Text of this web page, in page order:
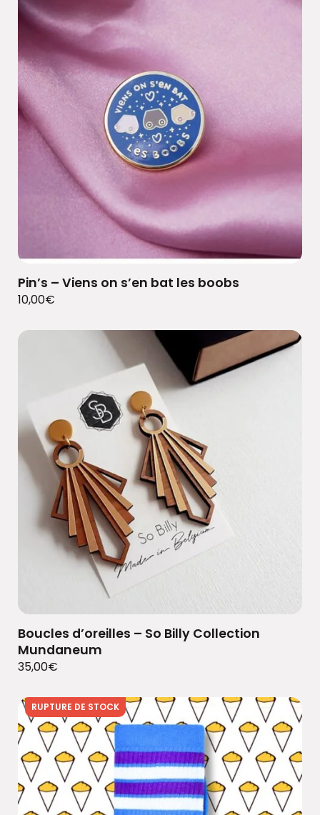
Pin’s – Viens on s’en bat les boobs
10,00€
Boucles d’oreilles – So Billy Collection
Mundaneum
35,00€
RUPTURE DE STOCK